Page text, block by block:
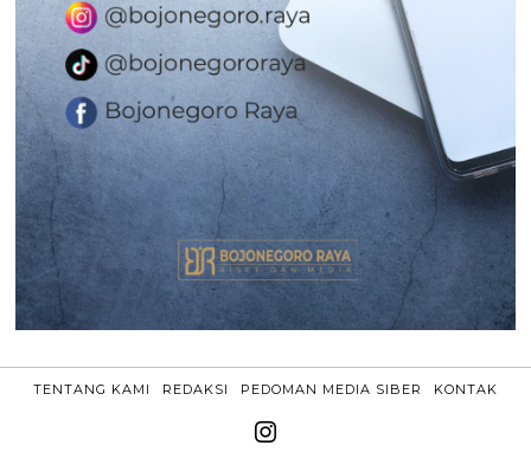
TENTANG KAMI REDAKSI PEDOMAN MEDIA SIBER KONTAK